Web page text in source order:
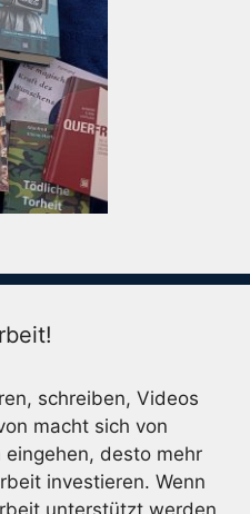
schreiben, Videos
macht sich von
eingehen, desto mehr
investieren. Wenn
unterstützt werden